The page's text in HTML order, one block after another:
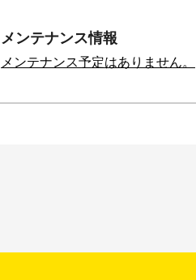
メンテナンス情報
メンテナンス予定はありません。